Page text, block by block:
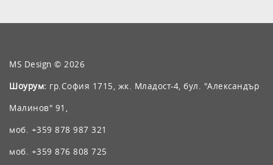
MS Design © 2026
Шоурум: гр.София 1715, жк. Младост-4, бул. "Александър
Малинов" 91,
моб. +359 878 987 321
моб. +359 876 808 725